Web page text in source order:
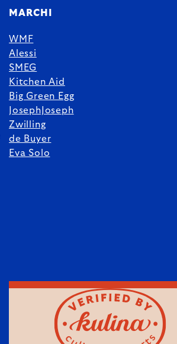
MARCHI
WMF
Alessi
SMEG
Kitchen Aid
Big Green Egg
JosephJoseph
Zwilling
de Buyer
Eva Solo